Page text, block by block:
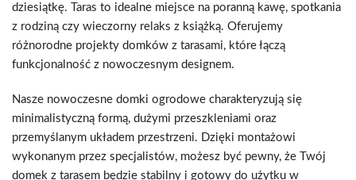
dziesiątkę. Taras to idealne miejsce na poranną kawę, spotkania
z rodziną czy wieczorny relaks z książką. Oferujemy
różnorodne projekty domków z tarasami, które łączą
funkcjonalność z nowoczesnym designem.
Nasze nowoczesne domki ogrodowe charakteryzują się
minimalistyczną formą, dużymi przeszkleniami oraz
przemyślanym układem przestrzeni. Dzięki montażowi
wykonanym przez specjalistów, możesz być pewny, że Twój
domek z tarasem będzie stabilny i gotowy do użytku w